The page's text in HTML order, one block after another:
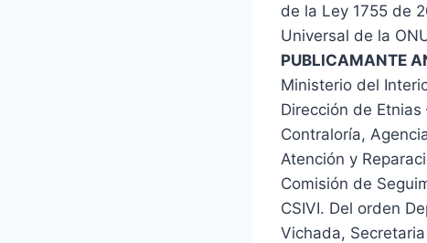
de la Ley 1755 de
Universal de la
PUBLICAMANTE
Ministerio del
Dirección de
Contraloría,
Atención y
Comisión de
CSIVI. Del orden
Vichada,